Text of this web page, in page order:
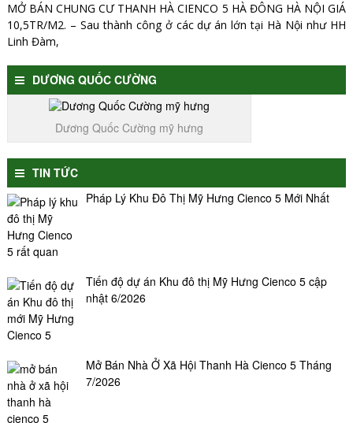
MỞ BÁN CHUNG CƯ THANH HÀ CIENCO 5 HÀ ĐÔNG HÀ NỘI GIÁ
10,5TR/M2. – Sau thành công ở các dự án lớn tại Hà Nội như HH
Linh Đàm,
DƯƠNG QUỐC CƯỜNG
Dương Quốc Cường mỹ hưng
TIN TỨC
Pháp Lý Khu Đô Thị Mỹ Hưng Cienco 5 Mới Nhất
Tiến độ dự án Khu đô thị Mỹ Hưng Cienco 5 cập
nhật 6/2026
Mở Bán Nhà Ở Xã Hội Thanh Hà Cienco 5 Tháng
7/2026